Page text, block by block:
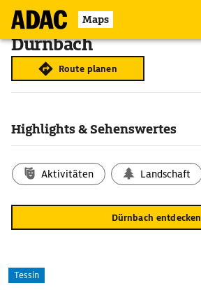
Maps
Dürnbach
Route planen
Highlights & Sehenswertes
Aktivitäten Landschaft
Dürnbach entdecken
Tessin